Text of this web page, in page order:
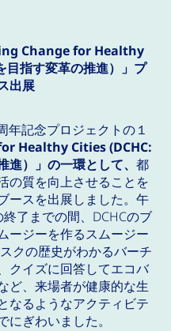
Change for Healthy
目指す変革の推進）」プ
出展
年記念プロジェクトの１
Healthy Cities (DCHC:
）」の一環として、 都
の質を向上させることを
ースを出展しました。午
了までの間、DCHCのブ
ージーを作るスムージー
クの歴史がわかるバーチ
クイズに回答してエコバ
ど、来場者が健康的な生
なるようなアクティビテ
ぎわいました。